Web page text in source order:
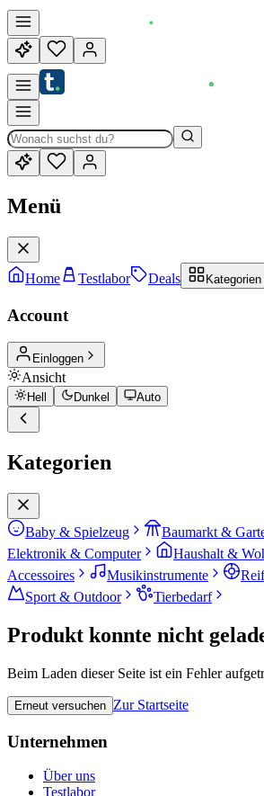
Menü
Home Testlabor Deals Kategorien
Account
Einloggen
Ansicht
Hell Dunkel Auto
Kategorien
Baby & Spielzeug Baumarkt &
Elektronik & Computer
Haushalt &
Accessoires
Musikinstrumente
Sport & Outdoor
Tierbedarf
Produkt konnte nicht
Beim Laden dieser Seite ist ein Fehler
Erneut versuchen Zur Startseite
Unternehmen
Über uns
Testlabor